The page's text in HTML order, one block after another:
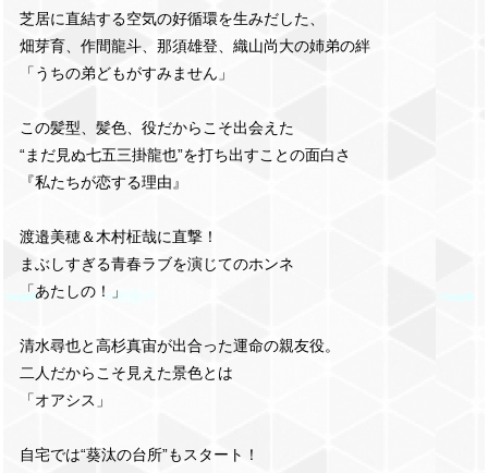
芝居に直結する空気の好循環を生みだした、
畑芽育、作間龍斗、那須雄登、織山尚大の姉弟の絆
「うちの弟どもがすみません」
この髪型、髪色、役だからこそ出会えた
“まだ見ぬ七五三掛龍也”を打ち出すことの面白さ
『私たちが恋する理由』
渡邉美穂＆木村柾哉に直撃！
まぶしすぎる青春ラブを演じてのホンネ
「あたしの！」
清水尋也と高杉真宙が出合った運命の親友役。
二人だからこそ見えた景色とは
「オアシス」
自宅では“葵汰の台所”もスタート！